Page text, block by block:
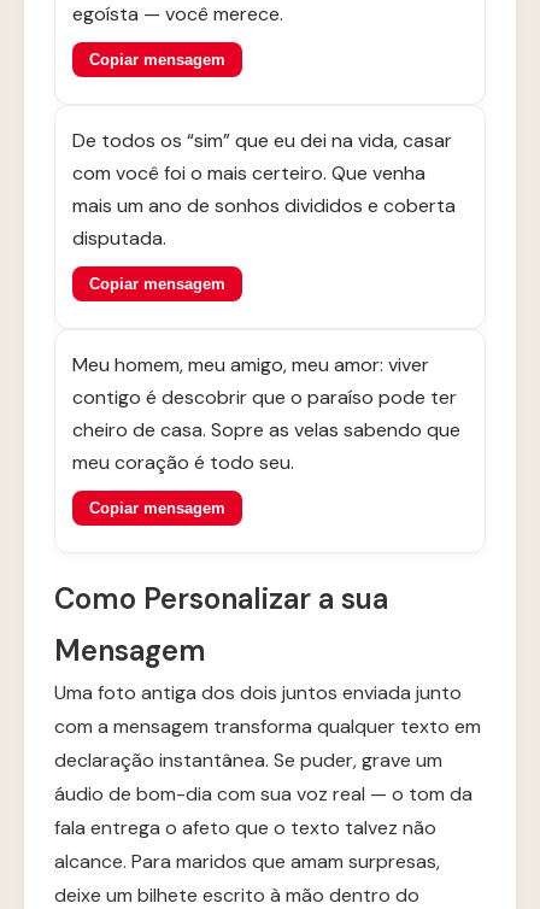
egoísta — você merece.
Copiar mensagem
De todos os “sim” que eu dei na vida, casar
com você foi o mais certeiro. Que venha
mais um ano de sonhos divididos e coberta
disputada.
Copiar mensagem
Meu homem, meu amigo, meu amor: viver
contigo é descobrir que o paraíso pode ter
cheiro de casa. Sopre as velas sabendo que
meu coração é todo seu.
Copiar mensagem
Como Personalizar a sua
Mensagem
Uma foto antiga dos dois juntos enviada junto
com a mensagem transforma qualquer texto em
declaração instantânea. Se puder, grave um
áudio de bom-dia com sua voz real — o tom da
fala entrega o afeto que o texto talvez não
alcance. Para maridos que amam surpresas,
deixe um bilhete escrito à mão dentro do